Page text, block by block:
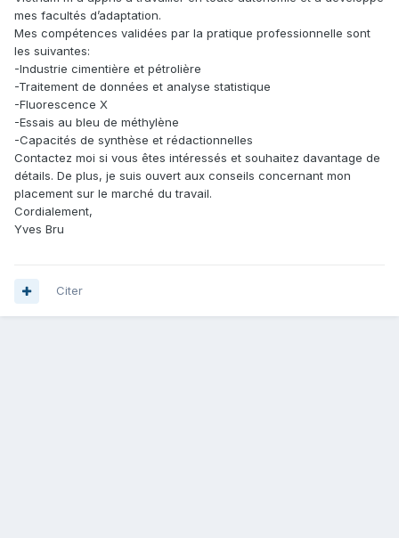
mes facultés d’adaptation.
Mes compétences validées par la pratique professionnelle sont
les suivantes:
-Industrie cimentière et pétrolière
-Traitement de données et analyse statistique
-Fluorescence X
-Essais au bleu de méthylène
-Capacités de synthèse et rédactionnelles
Contactez moi si vous êtes intéressés et souhaitez davantage de
détails. De plus, je suis ouvert aux conseils concernant mon
placement sur le marché du travail.
Cordialement,
Yves Bru
Citer